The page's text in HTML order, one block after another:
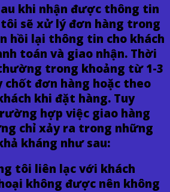
khi nhận được thông tin
sẽ xử lý đơn hàng trong
hồi lại thông tin cho khách
toán và giao nhận. Thời
trong khoảng từ 1-3
đơn hàng hoặc theo
khi đặt hàng. Tuy
hợp việc giao hàng
chỉ xảy ra trong những
kháng như sau:
tôi liên lạc với khách
không được nên không